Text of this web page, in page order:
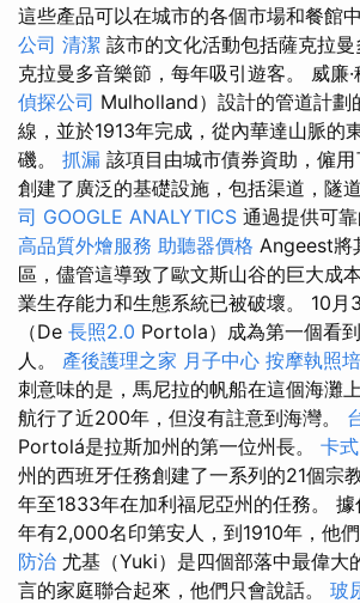
這些產品可以在城市的各個市場和餐館
公司 清潔 該市的文化活動包括薩克拉
克拉曼多音樂節，每年吸引遊客。 威廉
偵探公司 Mulholland）設計的管道計劃
線，並於1913年完成，從內華達山脈的
磯。 抓漏 該項目由城市債券資助，僱
創建了廣泛的基礎設施，包括渠道，隧
司 GOOGLE ANALYTICS 通過提供可
高品質外燴服務 助聽器價格 Angeest將
區，儘管這導致了歐文斯山谷的巨大成
業生存能力和生態系統已被破壞。 10月
（De 長照2.0 Portola）成為第一個看
人。 產後護理之家 月子中心 按摩執照
刺意味的是，馬尼拉的帆船在這個海灘
航行了近200年，但沒有註意到海灣。
Portolá是拉斯加州的第一位州長。 卡
州的西班牙任務創建了一系列的21個宗
年至1833年在加利福尼亞州的任務。
年有2,000名印第安人，到1910年，他
防治 尤基（Yuki）是四個部落中最偉大
言的家庭聯合起來，他們只會說話。 玻